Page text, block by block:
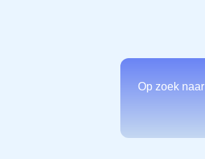
Op zoek naar